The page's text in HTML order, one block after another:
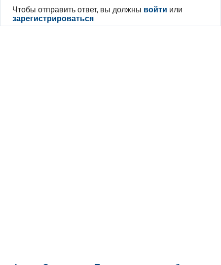
Чтобы отправить ответ, вы должны войти или
зарегистрироваться